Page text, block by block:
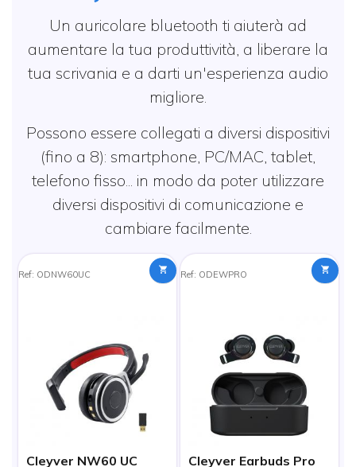
Un auricolare bluetooth ti aiuterà ad
aumentare la tua produttività, a liberare la
tua scrivania e a darti un'esperienza audio
migliore.
Possono essere collegati a diversi dispositivi
(fino a 8): smartphone, PC/MAC, tablet,
telefono fisso... in modo da poter utilizzare
diversi dispositivi di comunicazione e
cambiare facilmente.
Cleyver NW60 UC
Ref: ODNW60UC
Cleyver Earbuds Pro
Ref: ODEWPRO